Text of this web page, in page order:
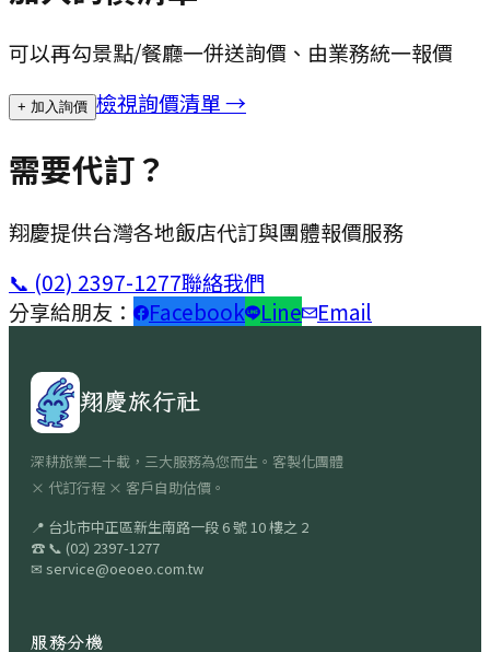
可以再勾景點/餐廳一併送詢價、由業務統一報價
+ 加入詢價 檢視詢價清單 →
需要代訂？
翔慶提供台灣各地飯店代訂與團體報價服務
📞 (02) 2397-1277聯絡我們
分享給朋友：
Facebook Line Email
翔慶旅行社
深耕旅業二十載，三大服務為您而生。客製化團體
× 代訂行程 × 客戶自助估價。
📍 台北市中正區新生南路一段 6 號 10 樓之 2
☎ 📞 (02) 2397-1277
✉ service@oeoeo.com.tw
服務分機